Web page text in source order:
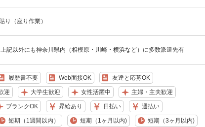
り（座り作業）
記以外にも神奈川県内（相模原・川崎・横浜など）に多数派遣先有
履歴書不要 Web面接OK 友達と応募OK
迎 大学生歓迎 女性活躍中 主婦・主夫歓迎
ブランクOK 昇給あり 日払い 週払い
短期（1週間以内） 短期（1ヶ月以内) 短期（3ヶ月以内)